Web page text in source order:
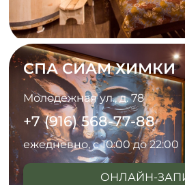
СПА СИАМ ХИМКИ
Молодежная ул., д. 78
+7 (916) 568-77-88
ежедневно, с 10:00 до 22:00
ОНЛАЙН-